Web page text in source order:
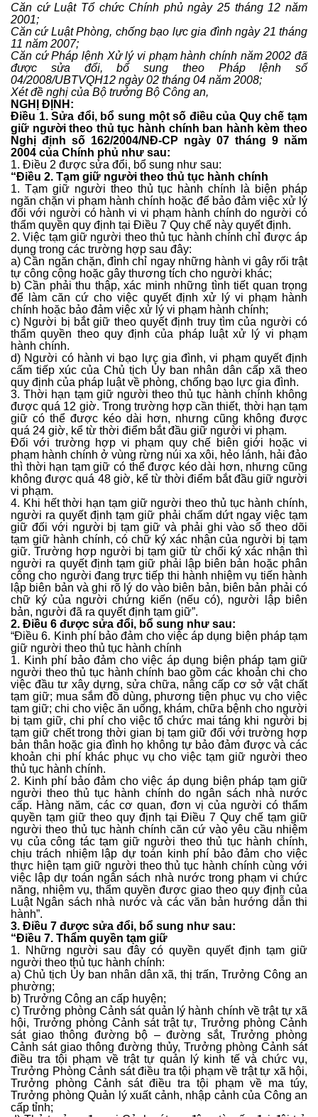
Căn cứ Luật Tổ chức Chính phủ ngày 25 tháng 12 năm
2001;
Căn cứ Luật Phòng, chống bạo lực gia đình ngày 21 tháng
11 năm 2007;
Căn cứ Pháp lệnh Xử lý vi phạm hành chính năm 2002 đã
được sửa đổi, bổ sung theo Pháp lệnh số
04/2008/UBTVQH12 ngày 02 tháng 04 năm 2008;
Xét đề nghị của Bộ trưởng Bộ Công an,
NGHỊ ĐỊNH:
Điều 1. Sửa đổi, bổ sung một số điều của Quy chế tạm
giữ người theo thủ tục hành chính ban hành kèm theo
Nghị định số 162/2004/NĐ-CP ngày 07 tháng 9 năm
2004 của Chính phủ như sau:
1. Điều 2 được sửa đổi, bổ sung như sau:
“Điều 2. Tạm giữ người theo thủ tục hành chính
1. Tạm giữ người theo thủ tục hành chính là biện pháp
ngăn chặn vi phạm hành chính hoặc để bảo đảm việc xử lý
đối với người có hành vi vi phạm hành chính do người có
thẩm quyền quy định tại Điều 7 Quy chế này quyết định.
2. Việc tạm giữ người theo thủ tục hành chính chỉ được áp
dụng trong các trường hợp sau đây:
a) Cần ngăn chặn, đình chỉ ngay những hành vi gây rối trật
tự công cộng hoặc gây thương tích cho người khác;
b) Cần phải thu thập, xác minh những tình tiết quan trọng
để làm căn cứ cho việc quyết định xử lý vi phạm hành
chính hoặc bảo đảm việc xử lý vi phạm hành chính;
c) Người bị bắt giữ theo quyết định truy tìm của người có
thẩm quyền theo quy định của pháp luật xử lý vi phạm
hành chính.
d) Người có hành vi bạo lực gia đình, vi phạm quyết định
cấm tiếp xúc của Chủ tịch Ủy ban nhân dân cấp xã theo
quy định của pháp luật về phòng, chống bạo lực gia đình.
3. Thời hạn tạm giữ người theo thủ tục hành chính không
được quá 12 giờ. Trong trường hợp cần thiết, thời hạn tạm
giữ có thể được kéo dài hơn, nhưng cũng không được
quá 24 giờ, kể từ thời điểm bắt đầu giữ người vi phạm.
Đối với trường hợp vi phạm quy chế biên giới hoặc vi
phạm hành chính ở vùng rừng núi xa xôi, hẻo lánh, hải đảo
thì thời hạn tạm giữ có thể được kéo dài hơn, nhưng cũng
không được quá 48 giờ, kể từ thời điểm bắt đầu giữ người
vi phạm.
4. Khi hết thời hạn tạm giữ người theo thủ tục hành chính,
người ra quyết định tạm giữ phải chấm dứt ngay việc tạm
giữ đối với người bị tạm giữ và phải ghi vào sổ theo dõi
tạm giữ hành chính, có chữ ký xác nhận của người bị tạm
giữ. Trường hợp người bị tạm giữ từ chối ký xác nhận thì
người ra quyết định tạm giữ phải lập biên bản hoặc phân
công cho người đang trực tiếp thi hành nhiệm vụ tiến hành
lập biên bản và ghi rõ lý do vào biên bản, biên bản phải có
chữ ký của người chứng kiến (nếu có), người lập biên
bản, người đã ra quyết định tạm giữ”.
2. Điều 6 được sửa đổi, bổ sung như sau:
“Điều 6. Kinh phí bảo đảm cho việc áp dụng biện pháp tạm
giữ người theo thủ tục hành chính
1. Kinh phí bảo đảm cho việc áp dụng biện pháp tạm giữ
người theo thủ tục hành chính bao gồm các khoản chi cho
việc đầu tư xây dựng, sửa chữa, nâng cấp cơ sở vật chất
tạm giữ; mua sắm đồ dùng, phương tiện phục vụ cho việc
tạm giữ; chi cho việc ăn uống, khám, chữa bệnh cho người
bị tạm giữ, chi phí cho việc tổ chức mai táng khi người bị
tạm giữ chết trong thời gian bị tạm giữ đối với trường hợp
bản thân hoặc gia đình họ không tự bảo đảm được và các
khoản chi phí khác phục vụ cho việc tạm giữ người theo
thủ tục hành chính.
2. Kinh phí bảo đảm cho việc áp dụng biện pháp tạm giữ
người theo thủ tục hành chính do ngân sách nhà nước
cấp. Hàng năm, các cơ quan, đơn vị của người có thẩm
quyền tạm giữ theo quy định tại Điều 7 Quy chế tạm giữ
người theo thủ tục hành chính căn cứ vào yêu cầu nhiệm
vụ của công tác tạm giữ người theo thủ tục hành chính,
chịu trách nhiệm lập dự toán kinh phí bảo đảm cho việc
thực hiện tạm giữ người theo thủ tục hành chính cùng với
việc lập dự toán ngân sách nhà nước trong phạm vi chức
năng, nhiệm vụ, thẩm quyền được giao theo quy định của
Luật Ngân sách nhà nước và các văn bản hướng dẫn thi
hành”.
3. Điều 7 được sửa đổi, bổ sung như sau:
“Điều 7. Thẩm quyền tạm giữ
1. Những người sau đây có quyền quyết định tạm giữ
người theo thủ tục hành chính:
a) Chủ tịch Ủy ban nhân dân xã, thị trấn, Trưởng Công an
phường;
b) Trưởng Công an cấp huyện;
c) Trưởng phòng Cảnh sát quản lý hành chính về trật tự xã
hội, Trưởng phòng Cảnh sát trật tự, Trưởng phòng Cảnh
sát giao thông đường bộ – đường sắt, Trưởng phòng
Cảnh sát giao thông đường thủy, Trưởng phòng Cảnh sát
điều tra tội phạm về trật tự quản lý kinh tế và chức vụ,
Trưởng Phòng Cảnh sát điều tra tội phạm về trật tự xã hội,
Trưởng phòng Cảnh sát điều tra tội phạm về ma túy,
Trưởng phòng Quản lý xuất cảnh, nhập cảnh của Công an
cấp tỉnh;